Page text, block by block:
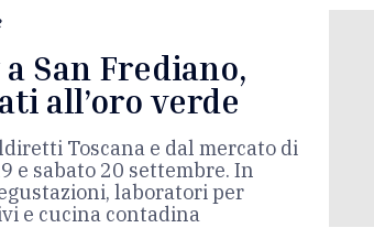
San Frediano,
all’oro verde
Toscana e dal mercato di
e sabato 20 settembre. In
laboratori per
e cucina contadina